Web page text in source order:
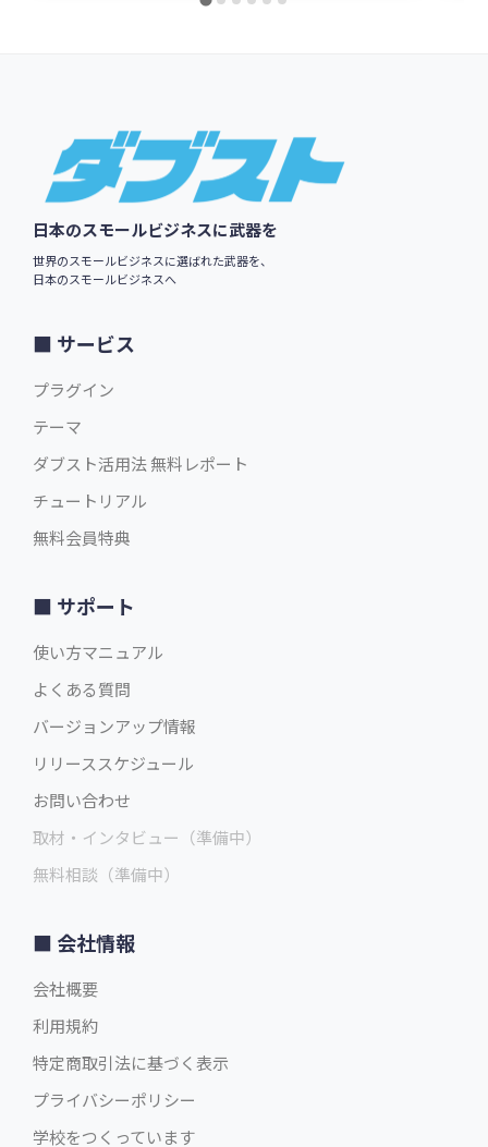
Footer
日本のスモールビジネスに武器を
世界のスモールビジネスに選ばれた武器を、
日本のスモールビジネスへ
サービス
プラグイン
テーマ
ダブスト活用法 無料レポート
チュートリアル
無料会員特典
サポート
使い方マニュアル
よくある質問
バージョンアップ情報
リリーススケジュール
お問い合わせ
取材・インタビュー（準備中）
無料相談（準備中）
会社情報
会社概要
利用規約
特定商取引法に基づく表示
プライバシーポリシー
学校をつくっています